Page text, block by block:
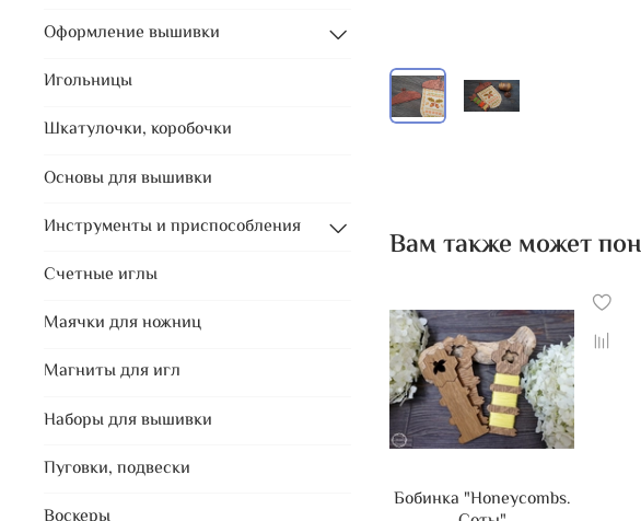
Вам также может
Бобинка "Honeycombs.
Оформление вышивки
Игольницы
Шкатулочки, коробочки
Основы для вышивки
Инструменты и приспособления
Счетные иглы
Маячки для ножниц
Магниты для игл
Наборы для вышивки
Пуговки, подвески